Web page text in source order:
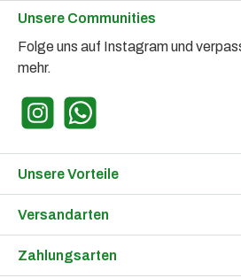
Unsere Communities
Folge uns auf Instagram und
mehr.
InstagramWhatsApp
Unsere Vorteile
Versandarten
Zahlungsarten